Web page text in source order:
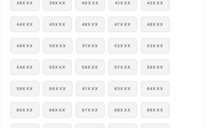
38XXX 39XXX 40XXX 41XXX 42XXX
44XXX 45XXX 46XXX 47XXX 48XXX
49XXX 50XXX 51XXX 52XXX 53XXX
54XXX 55XXX 56XXX 57XXX 58XXX
59XXX 60XXX 61XXX 63XXX 64XXX
65XXX 66XXX 67XXX 68XXX 69XXX